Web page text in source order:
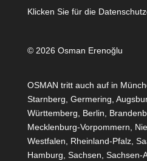
Klicken Sie für die
© 2026 Osman Erenoğlu
OSMAN tritt auch auf in
Starnberg, Germering,
Württemberg, Berlin,
Mecklenburg-Vorpommern,
Westfalen, Rheinland-Pfalz,
Hamburg, Sachsen, Sachsen-